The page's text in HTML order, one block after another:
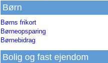
Børn
Børns frikort
Børneopsparing
Børnebidrag
Bolig og fast ejendom